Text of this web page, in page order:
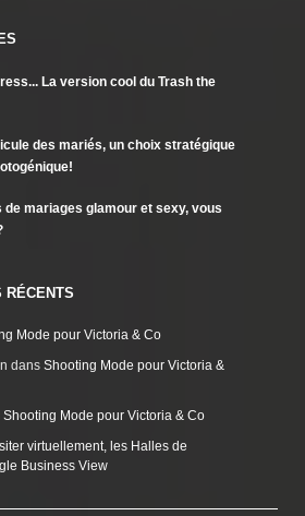
La version cool du Trash the
des mariés, un choix stratégique
de mariages glamour et sexy, vous
RÉCENTS
Mode pour Victoria & Co
dans Shooting Mode pour Victoria &
Shooting Mode pour Victoria & Co
virtuellement, les Halles de
Business View